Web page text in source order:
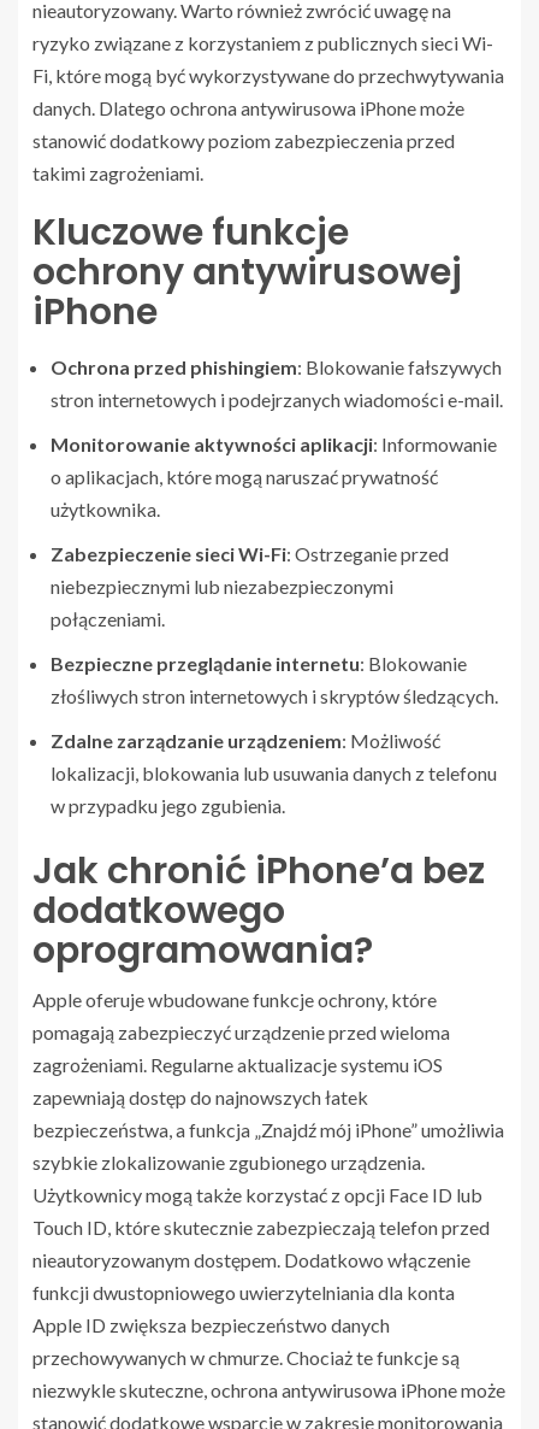
nieautoryzowany. Warto również zwrócić uwagę na
ryzyko związane z korzystaniem z publicznych sieci Wi-
Fi, które mogą być wykorzystywane do przechwytywania
danych. Dlatego ochrona antywirusowa iPhone może
stanowić dodatkowy poziom zabezpieczenia przed
takimi zagrożeniami.
Kluczowe funkcje
ochrony antywirusowej
iPhone
Ochrona przed phishingiem: Blokowanie fałszywych
stron internetowych i podejrzanych wiadomości e-mail.
Monitorowanie aktywności aplikacji: Informowanie
o aplikacjach, które mogą naruszać prywatność
użytkownika.
Zabezpieczenie sieci Wi-Fi: Ostrzeganie przed
niebezpiecznymi lub niezabezpieczonymi
połączeniami.
Bezpieczne przeglądanie internetu: Blokowanie
złośliwych stron internetowych i skryptów śledzących.
Zdalne zarządzanie urządzeniem: Możliwość
lokalizacji, blokowania lub usuwania danych z telefonu
w przypadku jego zgubienia.
Jak chronić iPhone’a bez
dodatkowego
oprogramowania?
Apple oferuje wbudowane funkcje ochrony, które
pomagają zabezpieczyć urządzenie przed wieloma
zagrożeniami. Regularne aktualizacje systemu iOS
zapewniają dostęp do najnowszych łatek
bezpieczeństwa, a funkcja „Znajdź mój iPhone” umożliwia
szybkie zlokalizowanie zgubionego urządzenia.
Użytkownicy mogą także korzystać z opcji Face ID lub
Touch ID, które skutecznie zabezpieczają telefon przed
nieautoryzowanym dostępem. Dodatkowo włączenie
funkcji dwustopniowego uwierzytelniania dla konta
Apple ID zwiększa bezpieczeństwo danych
przechowywanych w chmurze. Chociaż te funkcje są
niezwykle skuteczne, ochrona antywirusowa iPhone może
stanowić dodatkowe wsparcie w zakresie monitorowania